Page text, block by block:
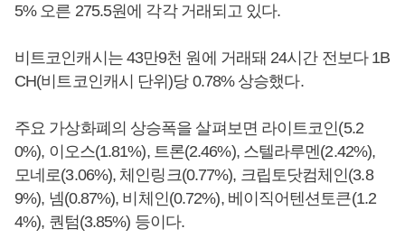
5% 오른 275.5원에 각각 거래되고 있다.
비트코인캐시는 43만9천 원에 거래돼 24시간 전보다 1B
CH(비트코인캐시 단위)당 0.78% 상승했다.
주요 가상화폐의 상승폭을 살펴보면 라이트코인(5.2
0%), 이오스(1.81%), 트론(2.46%), 스텔라루멘(2.42%),
모네로(3.06%), 체인링크(0.77%), 크립토닷컴체인(3.8
9%), 넴(0.87%), 비체인(0.72%), 베이직어텐션토큰(1.2
4%), 퀀텀(3.85%) 등이다.